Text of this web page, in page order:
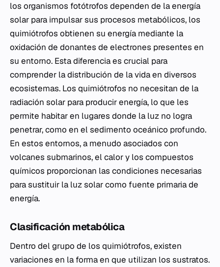
los organismos fotótrofos dependen de la energía
solar para impulsar sus procesos metabólicos, los
quimiótrofos obtienen su energía mediante la
oxidación de donantes de electrones presentes en
su entorno. Esta diferencia es crucial para
comprender la distribución de la vida en diversos
ecosistemas. Los quimiótrofos no necesitan de la
radiación solar para producir energía, lo que les
permite habitar en lugares donde la luz no logra
penetrar, como en el sedimento oceánico profundo.
En estos entornos, a menudo asociados con
volcanes submarinos, el calor y los compuestos
químicos proporcionan las condiciones necesarias
para sustituir la luz solar como fuente primaria de
energía.
Clasificación metabólica
Dentro del grupo de los quimiótrofos, existen
variaciones en la forma en que utilizan los sustratos.